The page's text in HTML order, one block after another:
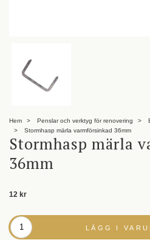
Hem Penslar och verktyg för renovering
Stormhasp märla varmförsinkad 36mm
Stormhasp märla
36mm
12 kr
LÄGG I